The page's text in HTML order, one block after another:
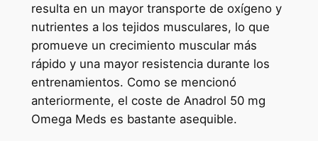
resulta en un mayor transporte de oxígeno y
nutrientes a los tejidos musculares, lo que
promueve un crecimiento muscular más
rápido y una mayor resistencia durante los
entrenamientos. Como se mencionó
anteriormente, el coste de Anadrol 50 mg
Omega Meds es bastante asequible.